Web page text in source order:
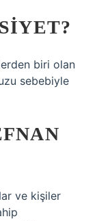
biri olan
sebebiyle
ve kişiler